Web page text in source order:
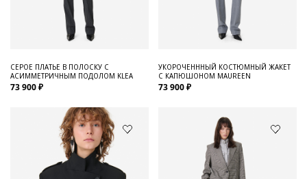
СЕРОЕ ПЛАТЬЕ В ПОЛОСКУ С
АСИММЕТРИЧНЫМ ПОДОЛОМ KLEA
73 900 ₽
УКОРОЧЕНННЫЙ КОСТЮМНЫЙ ЖАКЕТ
С КАПЮШОНОМ MAUREEN
73 900 ₽